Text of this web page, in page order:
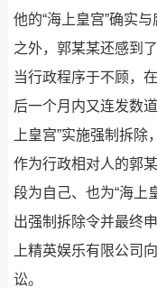
他的“海上皇宫”确实
之外，郭某某还感到
当行政程序于不顾，
后一个月内又连发数
上皇宫”实施强制拆
作为行政相对人的郭
段为自己、也为“海上
出强制拆除令并最终
上精英娱乐有限公司
讼。